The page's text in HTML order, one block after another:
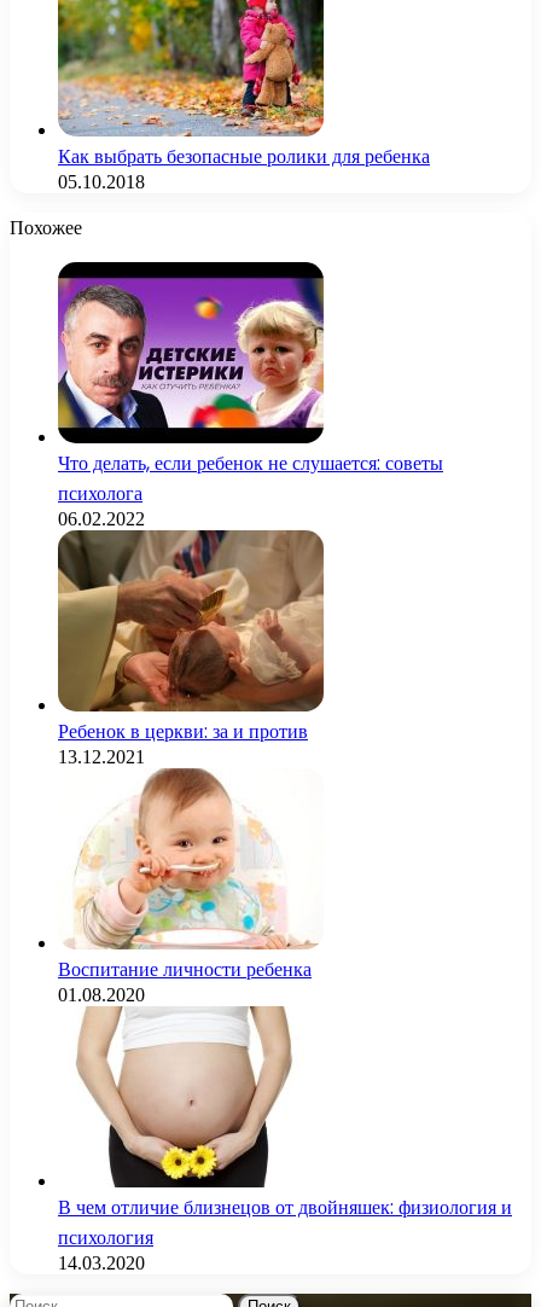
Как выбрать безопасные ролики для ребенка
05.10.2018
Похожее
Что делать, если ребенок не слушается: советы
психолога
06.02.2022
Ребенок в церкви: за и против
13.12.2021
Воспитание личности ребенка
01.08.2020
В чем отличие близнецов от двойняшек: физиология и
психология
14.03.2020
Найти: